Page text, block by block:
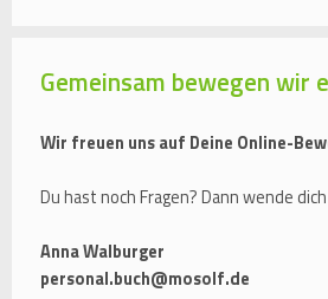
Gemeinsam bewegen wir
Wir freuen uns auf Deine Online-
Du hast noch Fragen? Dann wende
Anna Walburger
personal.buch@mosolf.de